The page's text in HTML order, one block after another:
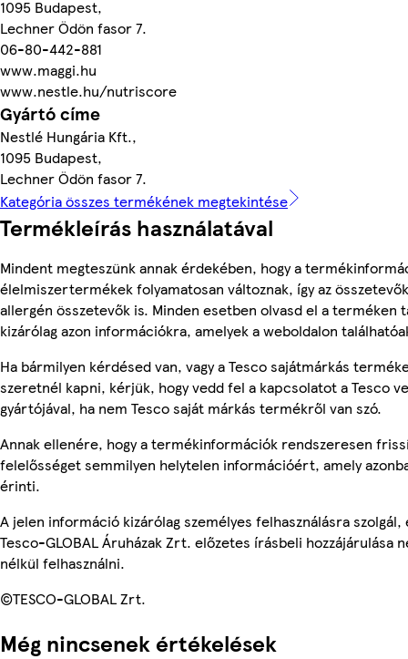
1095 Budapest,
Lechner Ödön fasor 7.
06-80-442-881
www.maggi.hu
www.nestle.hu/nutriscore
Gyártó címe
Nestlé Hungária Kft.,
1095 Budapest,
Lechner Ödön fasor 7.
Kategória összes termékének megtekintése
Termékleírás használatával
Mindent megteszünk annak érdekében, hogy a
élelmiszertermékek folyamatosan változnak, így az
allergén összetevők is. Minden esetben olvasd el a terméken
kizárólag azon információkra, amelyek a weboldalon
Ha bármilyen kérdésed van, vagy a Tesco sajátmárkás
szeretnél kapni, kérjük, hogy vedd fel a kapcsolatot a Tesco
gyártójával, ha nem Tesco saját márkás termékről van szó.
Annak ellenére, hogy a termékinformációk rendszeresen
felelősséget semmilyen helytelen információért, amely
érinti.
A jelen információ kizárólag személyes felhasználásra
Tesco-GLOBAL Áruházak Zrt. előzetes írásbeli hozzájárulása
nélkül felhasználni.
©TESCO-GLOBAL Zrt.
Még nincsenek értékelések